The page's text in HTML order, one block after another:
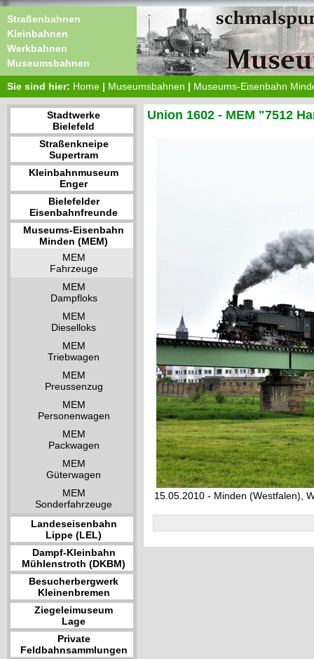
Straßenbahnen
Kleinbahnen
Werkbahnen
Museumsbahnen
Sie sind hier: Home | Museumsbahnen | Museums-Eisenbahn
Stadtwerke
Bielefeld
Straßenkneipe
Supertram
Kleinbahnmuseum
Enger
Bielefelder
Eisenbahnfreunde
Museums-Eisenbahn
Minden (MEM)
MEM
Fahrzeuge
MEM
Dampfloks
MEM
Dieselloks
MEM
Triebwagen
MEM
Preussenzug
MEM
Personenwagen
MEM
Packwagen
MEM
Güterwagen
MEM
Sonderfahrzeuge
Landeseisenbahn
Lippe (LEL)
Dampf-Kleinbahn
Mühlenstroth (DKBM)
Besucherbergwerk
Kleinenbremen
Ziegeleimuseum
Lage
Private
Feldbahnsammlungen
Union 1602 - MEM "7512
15.05.2010 - Minden (Westfalen),